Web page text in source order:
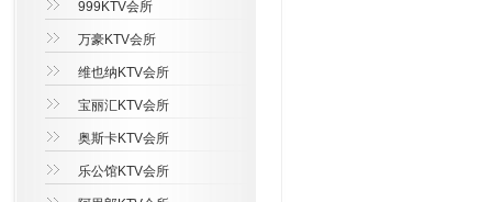
999KTV会所
万豪KTV会所
维也纳KTV会所
宝丽汇KTV会所
奥斯卡KTV会所
乐公馆KTV会所